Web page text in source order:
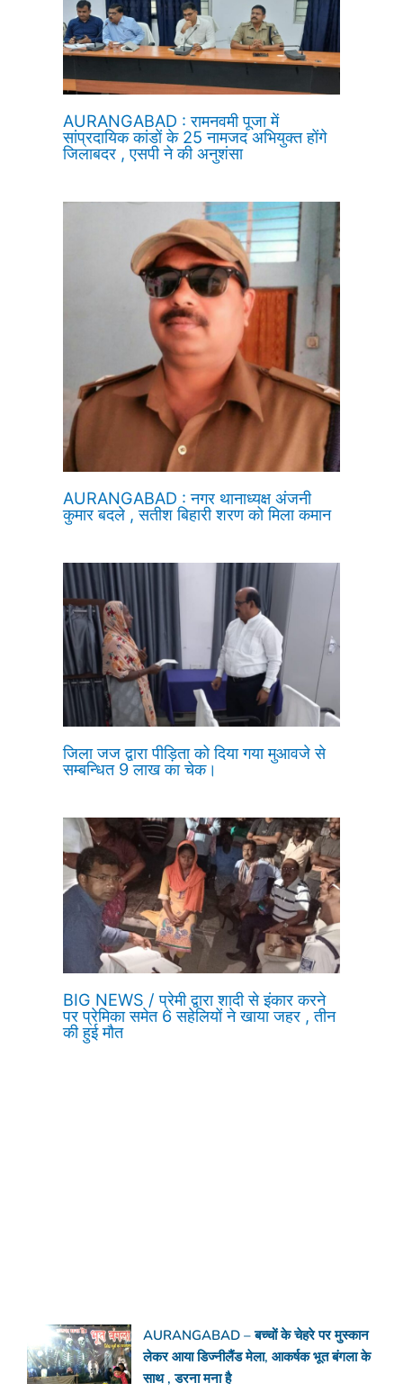
AURANGABAD : रामनवमी पूजा में
सांप्रदायिक कांडों के 25 नामजद अभियुक्त होंगे
जिलाबदर , एसपी ने की अनुशंसा
AURANGABAD : नगर थानाध्यक्ष अंजनी
कुमार बदले , सतीश बिहारी शरण को मिला कमान
जिला जज द्वारा पीड़िता को दिया गया मुआवजे से
सम्बन्धित 9 लाख का चेक।
BIG NEWS / प्रेमी द्वारा शादी से इंकार करने
पर प्रेमिका समेत 6 सहेलियों ने खाया जहर , तीन
की हुई मौत
AURANGABAD – बच्चों के चेहरे पर मुस्कान
लेकर आया डिज्नीलैंड मेला, आकर्षक भूत बंगला के
साथ , डरना मना है